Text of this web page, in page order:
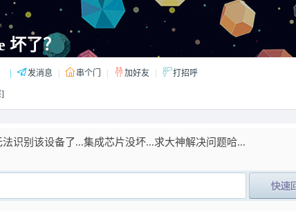
坏了？
发消息 串个门 加好友 打招呼
识别该设备了...集成芯片没坏...求大神解决问题哈...